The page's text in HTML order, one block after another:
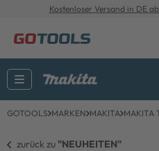
Kostenloser Versand in DE
GOTOOLS MARKEN MAKITA MAKITA
zurück zu "NEUHEITEN"